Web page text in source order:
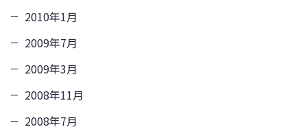
2010年1月
2009年7月
2009年3月
2008年11月
2008年7月